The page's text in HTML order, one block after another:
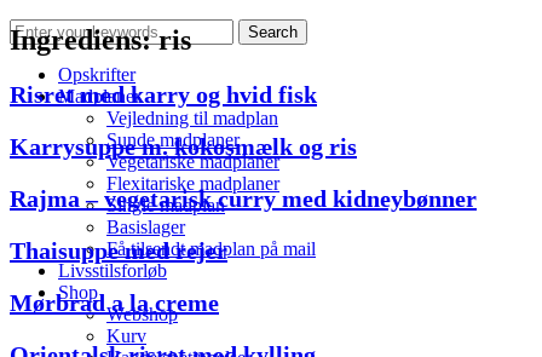
Opskrifter
Madplaner
Vejledning til madplan
Sunde madplaner
Vegetariske madplaner
Flexitariske madplaner
Single madplan
Basislager
Få tilsendt madplan på mail
Livsstilsforløb
Shop
Webshop
Kurv
Ingrediens:ris
Risret med karry og hvid fisk
Karrysuppe m. kokosmælk og ris
Rajma – vegetarisk curry med kidneybønner
Thaisuppe med rejer
Mørbrad a la creme